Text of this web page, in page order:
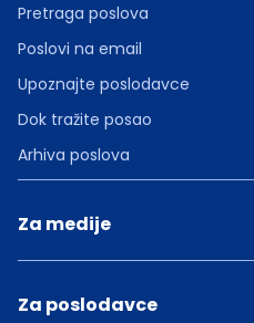
Pretraga poslova
Poslovi na email
Upoznajte poslodavce
Dok tražite posao
Arhiva poslova
Za medije
Za poslodavce